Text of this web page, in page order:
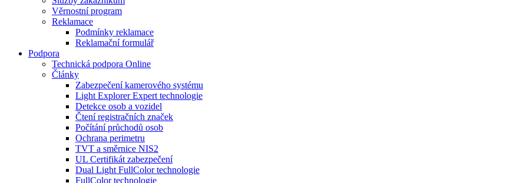
Věrnostní program
Reklamace
Podmínky reklamace
Reklamační formulář
Podpora
Technická podpora Online
Články
Zabezpečení kamerového systému
Light Explorer Expert technologie
Detekce osob a vozidel
Čtení registračních značek
Počítání průchodů osob
Ochrana perimetru
TVT a směrnice NIS2
UL Certifikát zabezpečení
Dual Light FullColor technologie
FullColor technologie